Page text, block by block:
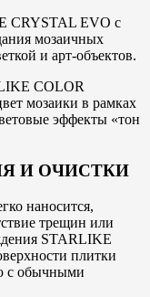
CRYSTAL EVO с
мозаичных
и арт-объектов.
COLOR
мозаики в рамках
эффекты «тон
И ОЧИСТКИ
наносится,
трещин или
STARLIKE
плитки
с обычными